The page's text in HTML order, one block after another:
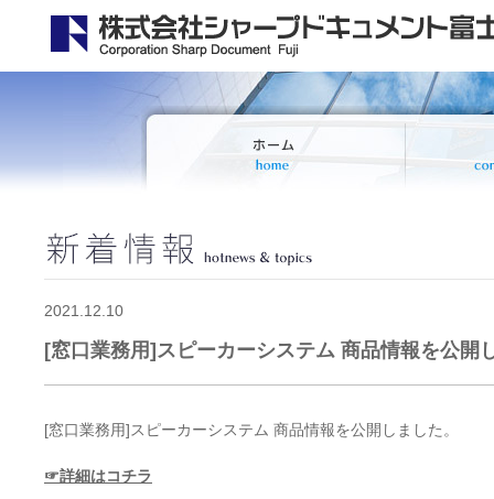
2021.12.10
[窓口業務用]スピーカーシステム 商品情報を公開
[窓口業務用]スピーカーシステム 商品情報を公開しました。
☞詳細はコチラ